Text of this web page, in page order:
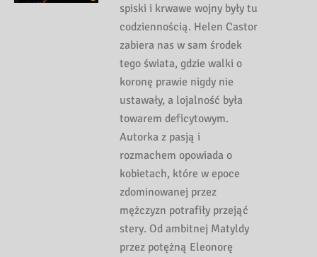
spiski i krwawe wojny były tu
codziennością. Helen Castor
zabiera nas w sam środek
tego świata, gdzie walki o
koronę prawie nigdy nie
ustawały, a lojalność była
towarem deficytowym.
Autorka z pasją i
rozmachem opowiada o
kobietach, które w epoce
zdominowanej przez
mężczyzn potrafiły przejąć
stery. Od ambitnej Matyldy
przez potężną Eleonorę